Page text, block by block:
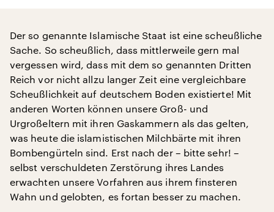
Der so genannte Islamische Staat ist eine scheußliche
Sache. So scheußlich, dass mittlerweile gern mal
vergessen wird, dass mit dem so genannten Dritten
Reich vor nicht allzu langer Zeit eine vergleichbare
Scheußlichkeit auf deutschem Boden existierte! Mit
anderen Worten können unsere Groß- und
Urgroßeltern mit ihren Gaskammern als das gelten,
was heute die islamistischen Milchbärte mit ihren
Bombengürteln sind. Erst nach der – bitte sehr! –
selbst verschuldeten Zerstörung ihres Landes
erwachten unsere Vorfahren aus ihrem finsteren
Wahn und gelobten, es fortan besser zu machen.